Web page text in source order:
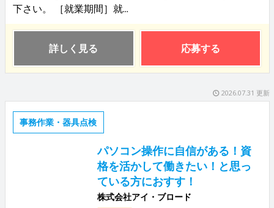
下さい。 ［就業期間］就...
詳しく見る 応募する
2026.07.31 更新
事務作業・器具点検
パソコン操作に自信がある！資
格を活かして働きたい！と思っ
ている方におすす！
株式会社アイ・ブロード